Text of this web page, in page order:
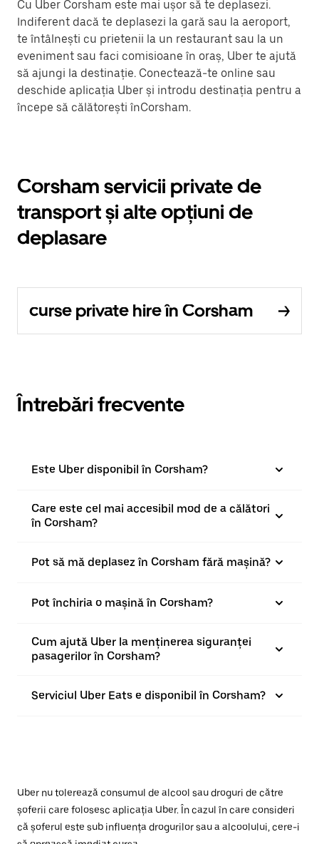
Cu Uber Corsham este mai ușor să te deplasezi.
Indiferent dacă te deplasezi la gară sau la aeroport,
te întâlnești cu prietenii la un restaurant sau la un
eveniment sau faci comisioane în oraș, Uber te ajută
să ajungi la destinație. Conectează-te online sau
deschide aplicația Uber și introdu destinația pentru a
începe să călătorești înCorsham.
Corsham servicii private de
transport și alte opțiuni de
deplasare
curse private hire în Corsham
Întrebări frecvente
Este Uber disponibil în Corsham?
Care este cel mai accesibil mod de a călători
în Corsham?
Pot să mă deplasez în Corsham fără mașină?
Pot închiria o mașină în Corsham?
Cum ajută Uber la menținerea siguranței
pasagerilor în Corsham?
Serviciul Uber Eats e disponibil în Corsham?
Uber nu tolerează consumul de alcool sau droguri de către
șoferii care folosesc aplicația Uber. În cazul în care consideri
că șoferul este sub influența drogurilor sau a alcoolului, cere-i